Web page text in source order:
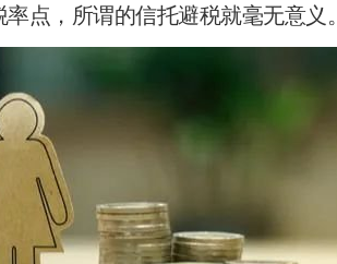
点，所谓的信托避税就毫无意义。